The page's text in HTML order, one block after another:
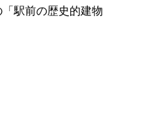
駅前の歴史的建物